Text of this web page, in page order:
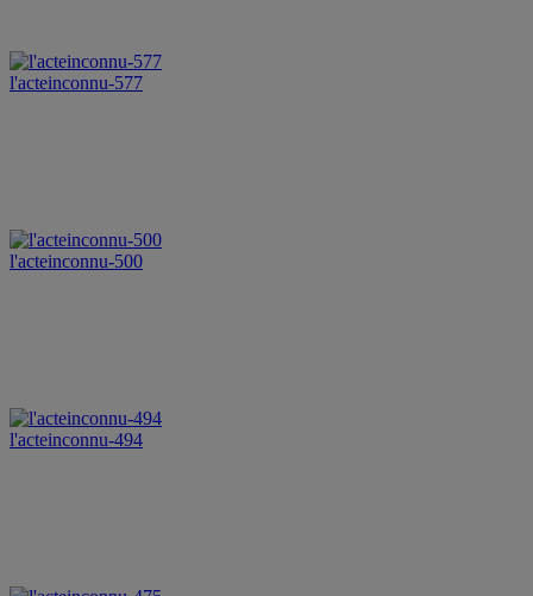
l'acteinconnu-577
l'acteinconnu-500
l'acteinconnu-494